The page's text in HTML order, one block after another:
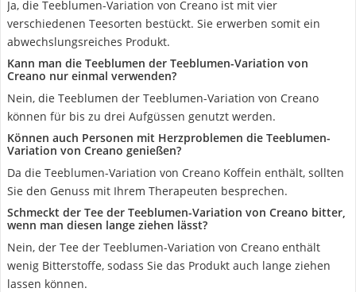
Ja, die Teeblumen-Variation von Creano ist mit vier
verschiedenen Teesorten bestückt. Sie erwerben somit ein
abwechslungsreiches Produkt.
Kann man die Teeblumen der Teeblumen-Variation von
Creano nur einmal verwenden?
Nein, die Teeblumen der Teeblumen-Variation von Creano
können für bis zu drei Aufgüssen genutzt werden.
Können auch Personen mit Herzproblemen die Teeblumen-
Variation von Creano genießen?
Da die Teeblumen-Variation von Creano Koffein enthält, sollten
Sie den Genuss mit Ihrem Therapeuten besprechen.
Schmeckt der Tee der Teeblumen-Variation von Creano bitter,
wenn man diesen lange ziehen lässt?
Nein, der Tee der Teeblumen-Variation von Creano enthält
wenig Bitterstoffe, sodass Sie das Produkt auch lange ziehen
lassen können.